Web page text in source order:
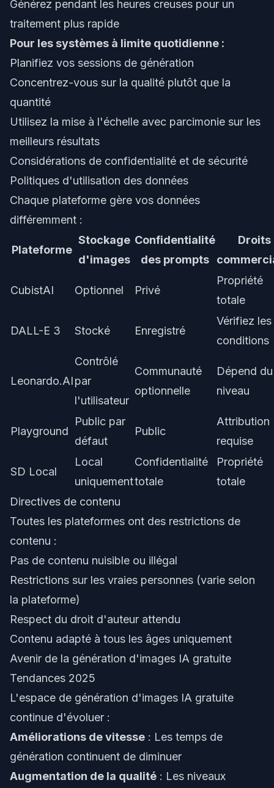
Générez pendant les heures creuses pour un
traitement plus rapide
Pour les systèmes à limite quotidienne :
Planifiez vos sessions de génération
Concentrez-vous sur la qualité plutôt que la
quantité
Utilisez la mise à l'échelle avec parcimonie sur les
meilleurs résultats
Considérations de confidentialité et de sécurité
Politiques d'utilisation des données
Chaque plateforme gère vos données
différemment :
Plateforme
Stockage
d'images
Confidentialité
des prompts
Droits
CubistAI Optionnel Privé
Propriété
totale
DALL-E 3 Stocké Enregistré
Vérifiez les
conditions
Leonardo.AI
Contrôlé
par
l'utilisateur
Communauté
optionnelle
Dépend du
niveau
Playground
Public par
défaut
Public
Attribution
requise
SD Local
Local
uniquement
Confidentialité
totale
Propriété
totale
Directives de contenu
Toutes les plateformes ont des restrictions de
contenu :
Pas de contenu nuisible ou illégal
Restrictions sur les vraies personnes (varie selon
la plateforme)
Respect du droit d'auteur attendu
Contenu adapté à tous les âges uniquement
Avenir de la génération d'images IA gratuite
Tendances 2025
L'espace de génération d'images IA gratuite
continue d'évoluer :
Améliorations de vitesse : Les temps de
génération continuent de diminuer
Augmentation de la qualité : Les niveaux